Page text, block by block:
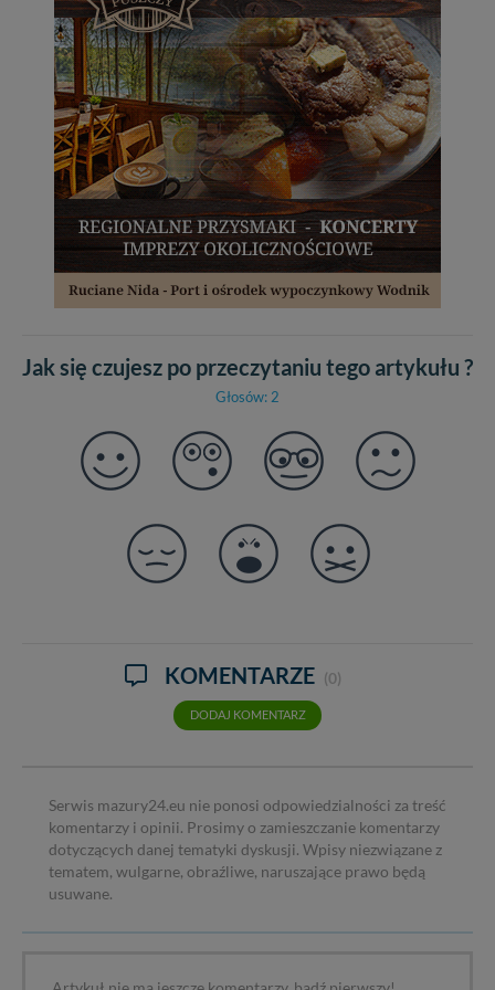
Jak się czujesz po przeczytaniu tego artykułu ?
Głosów: 2
KOMENTARZE (0)
DODAJ KOMENTARZ
Serwis mazury24.eu nie ponosi odpowiedzialności za treść
komentarzy i opinii. Prosimy o zamieszczanie komentarzy
dotyczących danej tematyki dyskusji. Wpisy niezwiązane z
tematem, wulgarne, obraźliwe, naruszające prawo będą
usuwane.